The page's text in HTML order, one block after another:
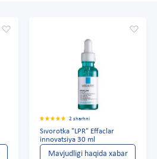
2 sharhni
Sıvorotka "LPR" Effaclar
innovatsiya 30 ml
Mavjudligi haqida xabar